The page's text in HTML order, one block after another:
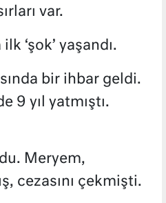
var.
‘şok’ yaşandı.
bir ihbar geldi.
9 yıl yatmıştı.
Meryem,
cezasını çekmişti.